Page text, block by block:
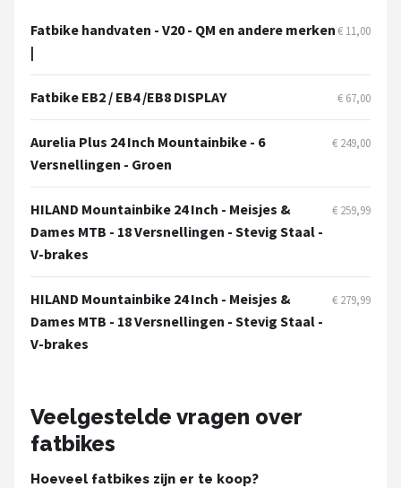
Shimano
Cortina
Alle merken →
Fatbike handvaten - V20 - QM en andere merken
|
€ 11,00
Fatbike EB2 / EB4 /EB8 DISPLAY € 67,00
Aurelia Plus 24 Inch Mountainbike - 6
Versnellingen - Groen
€ 249,00
HILAND Mountainbike 24 Inch - Meisjes &
Dames MTB - 18 Versnellingen - Stevig Staal -
V-brakes
€ 259,99
HILAND Mountainbike 24 Inch - Meisjes &
Dames MTB - 18 Versnellingen - Stevig Staal -
V-brakes
€ 279,99
Veelgestelde vragen over
fatbikes
Hoeveel fatbikes zijn er te koop?